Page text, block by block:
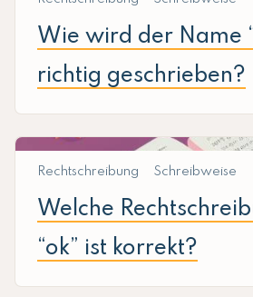
Wie wird der Name
richtig geschrieben?
Rechtschreibung Schreibweise
Welche
“ok” ist korrekt?